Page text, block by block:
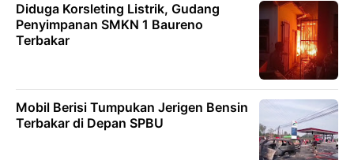
Diduga Korsleting Listrik, Gudang
Penyimpanan SMKN 1 Baureno
Terbakar
Mobil Berisi Tumpukan Jerigen Bensin
Terbakar di Depan SPBU